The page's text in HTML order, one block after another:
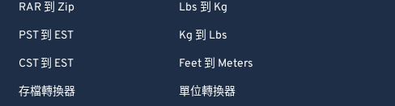
RAR 到 Zip
PST 到 EST
CST 到 EST
存檔轉換器
Lbs 到 Kg
Kg 到 Lbs
Feet 到 Meters
單位轉換器